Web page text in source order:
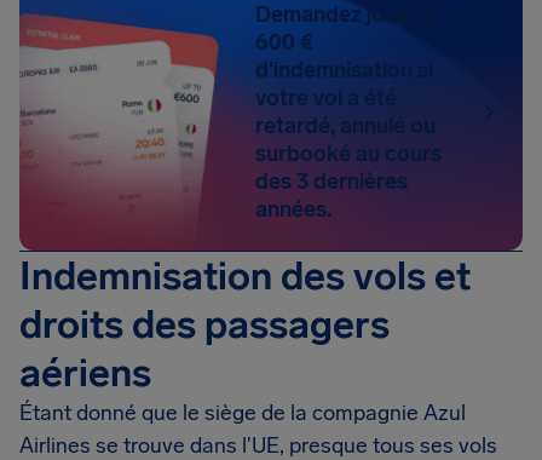
Demandez jusqu'à
600 €
d'indemnisation si
votre vol a été
retardé, annulé ou
surbooké au cours
des 3 dernières
années.
Indemnisation des vols et
droits des passagers
aériens
Étant donné que le siège de la compagnie Azul
Airlines se trouve dans l'UE, presque tous ses vols